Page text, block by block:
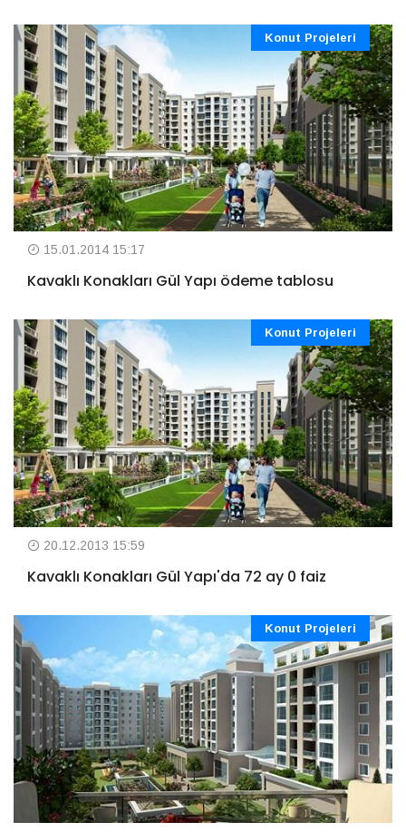
Konut Projeleri
15.01.2014 15:17
Kavaklı Konakları Gül Yapı ödeme tablosu
Konut Projeleri
20.12.2013 15:59
Kavaklı Konakları Gül Yapı'da 72 ay 0 faiz
Konut Projeleri